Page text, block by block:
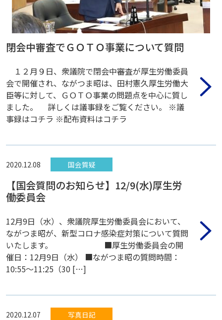
閉会中審査でＧＯＴＯ事業について質問
１２月９日、衆議院で閉会中審査が厚生労働委員
会で開催され、ながつま昭は、田村憲久厚生労働大
臣等に対して、ＧＯＴＯ事業の問題点を中心に質し
ました。 詳しくは議事録をご覧ください。 ※議
事録はコチラ ※配布資料はコチラ
2020.12.08 国会質疑
【国会質問のお知らせ】12/9(水)厚生労
働委員会
12月9日（水）、衆議院厚生労働委員会において、
ながつま昭が、新型コロナ感染症対策について質問
いたします。 ■厚生労働委員会の開
催日：12月9日（水） ■ながつま昭の質問時間：
10:55〜11:25（30 […]
2020.12.07 写真日記